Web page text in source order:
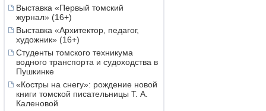
Выставка «Первый томский
журнал» (16+)
Выставка «Архитектор, педагог,
художник» (16+)
Студенты томского техникума
водного транспорта и судоходства в
Пушкинке
«Костры на снегу»: рождение новой
книги томской писательницы Т. А.
Каленовой